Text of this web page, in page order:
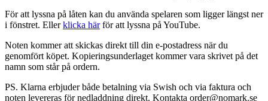
För att lyssna på låten kan du använda spelaren som ligger längst ner
i fönstret. Ellerklicka härför att lyssna på YouTube.
Noten kommer att skickas direkt till din e-postadress när du
genomfört köpet. Kopieringsunderlaget kommer vara skrivet på det
namn som står på ordern.
PS. Klarna erbjuder både betalning via Swish och via faktura och
noten levereras för nedladdning direkt. Kontakta order@nomark.se